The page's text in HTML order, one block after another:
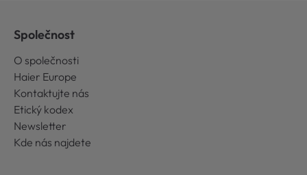
Společnost
O společnosti
Haier Europe
Kontaktujte nás
Etický kodex
Newsletter
Kde nás najdete